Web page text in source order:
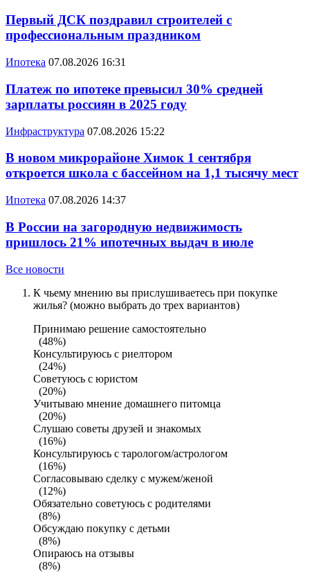
Первый ДСК поздравил строителей с
профессиональным праздником
Ипотека 07.08.2026 16:31
Платеж по ипотеке превысил 30% средней
зарплаты россиян в 2025 году
Инфраструктура 07.08.2026 15:22
В новом микрорайоне Химок 1 сентября
откроется школа с бассейном на 1,1 тысячу мест
Ипотека 07.08.2026 14:37
В России на загородную недвижимость
пришлось 21% ипотечных выдач в июле
Все новости
К чьему мнению вы прислушиваетесь при покупке
жилья? (можно выбрать до трех вариантов)
Принимаю решение самостоятельно
(48%)
Консультируюсь с риелтором
(24%)
Советуюсь с юристом
(20%)
Учитываю мнение домашнего питомца
(20%)
Слушаю советы друзей и знакомых
(16%)
Консультируюсь с тарологом/астрологом
(16%)
Согласовываю сделку с мужем/женой
(12%)
Обязательно советуюсь с родителями
(8%)
Обсуждаю покупку с детьми
(8%)
Опираюсь на отзывы
(8%)